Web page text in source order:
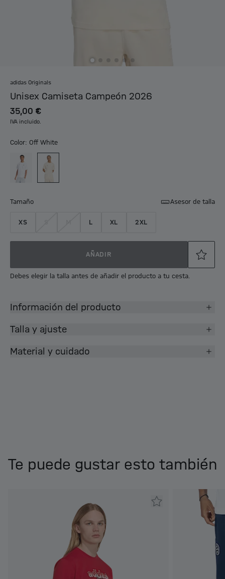
adidas Originals
Unisex Camiseta Campeón 2026
35,00 €
IVA incluido.
Color: Off White
Tamaño Asesor de talla
XS L XL 2XL
AÑADIR
Debes elegir la talla antes de añadir el producto a tu cesta.
Información del producto
Talla y ajuste
Material y cuidado
Te puede gustar esto también